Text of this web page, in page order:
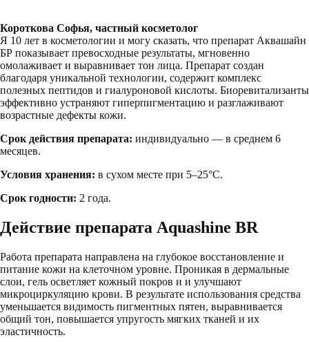
Короткова Софья, частный косметолог
Я 10 лет в косметологии и могу сказать, что препарат Аквашайн
БР показывает превосходные результаты, мгновенно
омолаживает и выравнивает тон лица. Препарат создан
благодаря уникальной технологии, содержит комплекс
полезных пептидов и гиалуроновой кислоты. Биоревитализанты
эффективно устраняют гиперпигментацию и разглаживают
возрастные дефекты кожи.
Срок действия препарата: индивидуально — в среднем 6
месяцев.
Условия хранения: в сухом месте при 5–25°С.
Срок годности: 2 года.
Действие препарата Aquashine BR
Работа препарата направлена на глубокое восстановление и
питание кожи на клеточном уровне. Проникая в дермальные
слои, гель осветляет кожный покров и и улучшают
микроциркуляцию крови. В результате использования средства
уменьшается видимость пигментных пятен, выравнивается
общий тон, повышается упругость мягких тканей и их
эластичность.